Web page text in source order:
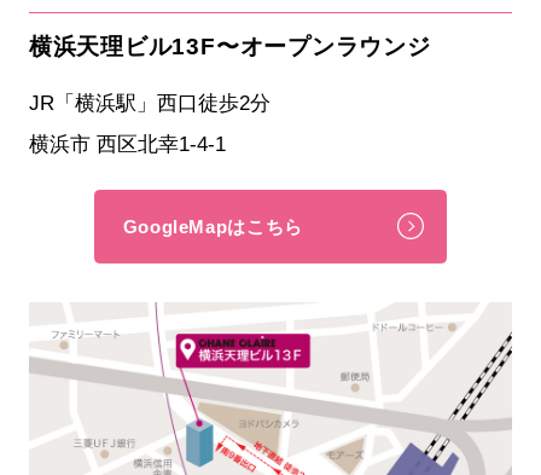
横浜天理ビル13F〜オープンラウンジ
JR「横浜駅」西口徒歩2分
横浜市 西区北幸1-4-1
GoogleMapはこちら